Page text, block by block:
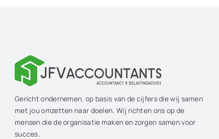
Gericht ondernemen, op basis van de cijfers die wij samen
met jou omzetten naar doelen. Wij richten ons op de
mensen die de organisatie maken en zorgen samen voor
succes.